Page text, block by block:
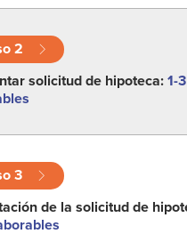
2
solicitud de hipoteca:1-
3
de la solicitud de